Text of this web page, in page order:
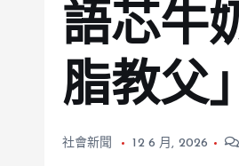
語芯牛
脂教父
社會新聞 12 6 月, 2026